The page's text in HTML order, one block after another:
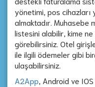
yönetimi, pos
almaktadır. Muhasebe
listesini alabilir, kime
görebilirsiniz. Otel
ile ilgili ödemeler gibi
ulaşabilirsiniz.
A2App , Android ve